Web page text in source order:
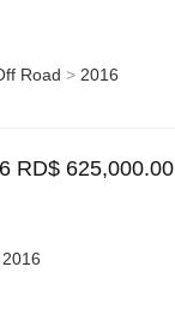
Road > 2016
RD$ 625,000.00
2016